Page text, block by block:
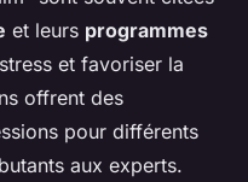
et leurs programmes
et favoriser la
offrent des
pour différents
aux experts.